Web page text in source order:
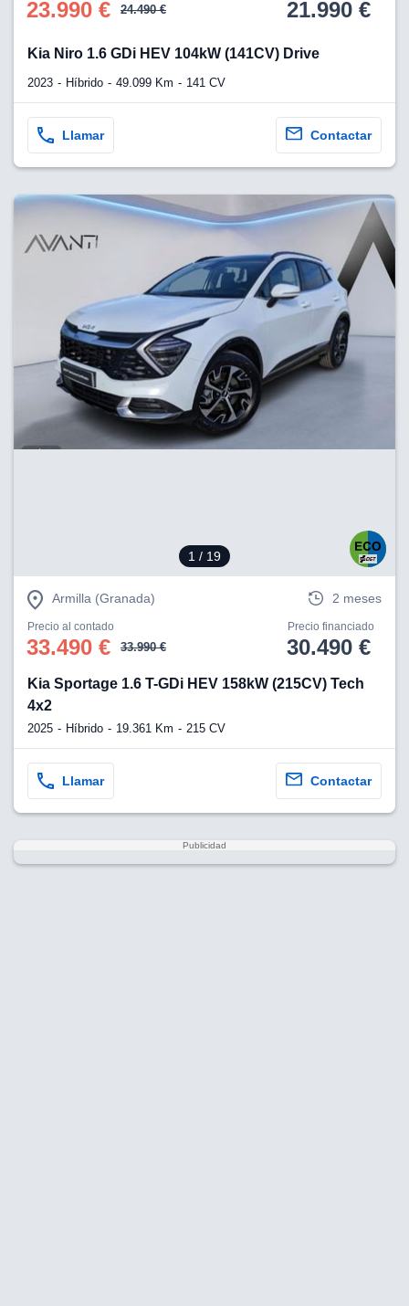
23.990 € 24.490 € 21.990 €
Kia Niro 1.6 GDi HEV 104kW (141CV) Drive
2023 Híbrido 49.099 Km 141 CV
Llamar Contactar
1 / 19
Armilla (Granada) 2 meses
Precio al contado
33.490 € 33.990 €
Precio financiado
30.490 €
Kia Sportage 1.6 T-GDi HEV 158kW (215CV) Tech
4x2
2025 Híbrido 19.361 Km 215 CV
Llamar Contactar